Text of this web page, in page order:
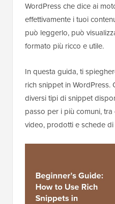
WordPress che dice ai
effettivamente i tuoi
può leggerlo, può
formato più ricco e utile.
In questa guida, ti
rich snippet in
diversi tipi di snippet
passo per i più comuni, tra
video, prodotti e schede